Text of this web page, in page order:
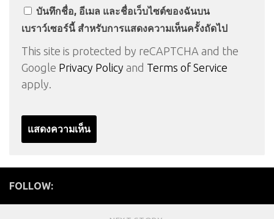
บันทึกชื่อ, อีเมล และชื่อเว็บไซต์ของฉันบน
เบราว์เซอร์นี้ สำหรับการแสดงความเห็นครั้งถัดไป
This site is protected by reCAPTCHA and the
Google Privacy Policy and Terms of Service
apply.
FOLLOW: